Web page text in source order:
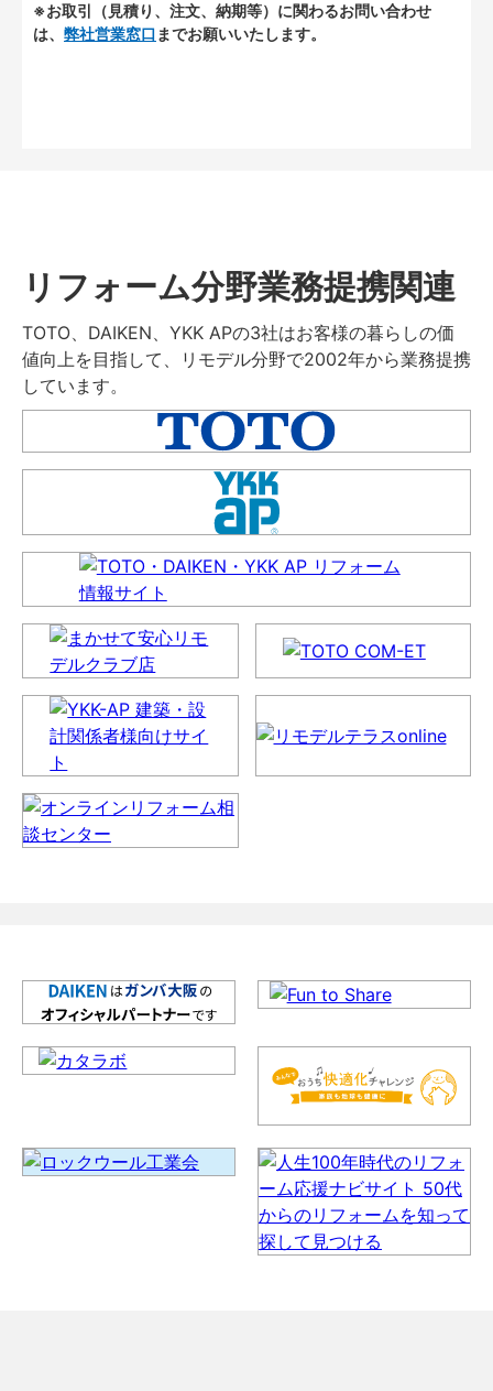
※お取引（見積り、注文、納期等）に関わるお問い合わせ
は、 弊社営業窓口 までお願いいたします。
リフォーム分野業務提携関連
TOTO、DAIKEN、YKK APの3社はお客様の暮らしの価
値向上を目指して、リモデル分野で2002年から業務提携
しています。